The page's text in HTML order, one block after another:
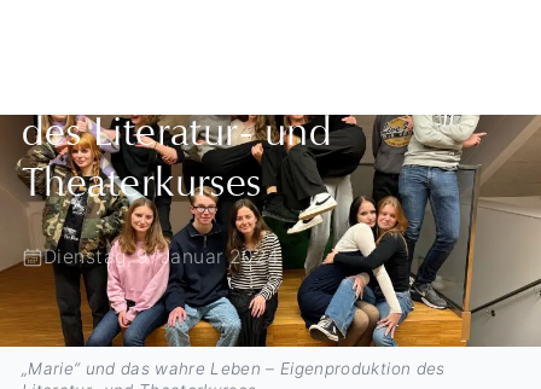
des Literatur- und
Theaterkurses
Dienstag, 9. Januar 2024
„Marie“ und das wahre Leben – Eigenproduktion des